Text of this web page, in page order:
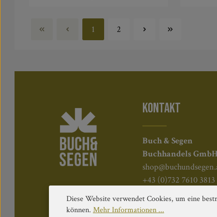
In den Warenkorb
Seite
1
Seite
2
KONTAKT
Buch & Segen
Buchhandels GmbH
+43 (0)732 7610 3813
Kapuzinerstraße 84,
Diese Website verwendet Cookies, um eine
können. Mehr Informationen ...